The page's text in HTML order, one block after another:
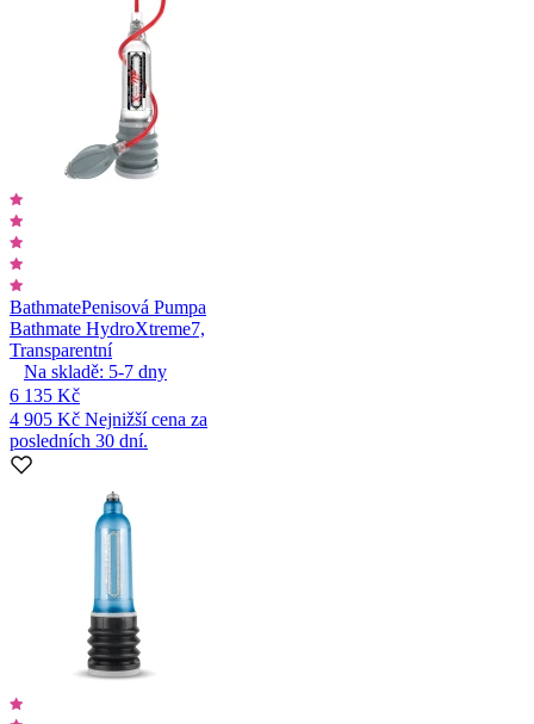
BathmatePenisová Pumpa
Bathmate HydroXtreme7,
Transparentní
Na skladě: 5-7 dny
6 135 Kč
4 905 Kč Nejnižší cena za
posledních 30 dní.